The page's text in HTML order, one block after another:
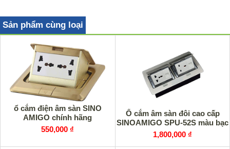
Sản phẩm cùng loại
ổ cắm điện âm sàn SINO
AMIGO chính hãng
550,000 ₫
Ổ cắm âm sàn đôi cao cấp
SINOAMIGO SPU-52S màu bạc
1,800,000 ₫